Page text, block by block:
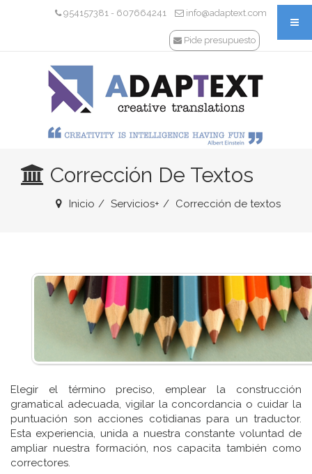
info@adaptext.com
954157381 - 607664241
Pide presupuesto
Corrección De Textos
Inicio Servicios+ Corrección de textos
Elegir el término preciso, emplear la construcción
gramatical adecuada, vigilar la concordancia o cuidar la
puntuación son acciones cotidianas para un traductor.
Esta experiencia, unida a nuestra constante voluntad de
ampliar nuestra formación, nos capacita también como
correctores.